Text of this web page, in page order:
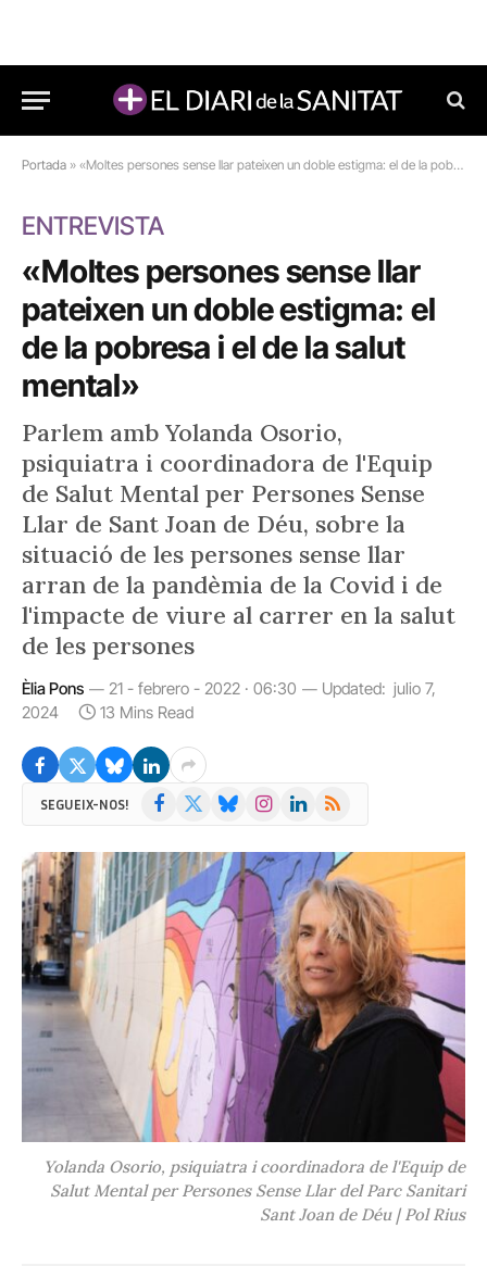
Portada » «Moltes persones sense llar pateixen un doble estigma: el de la pobresa i el de la salut mental»
ENTREVISTA
«Moltes persones sense llar
pateixen un doble estigma: el
de la pobresa i el de la salut
mental»
Parlem amb Yolanda Osorio,
psiquiatra i coordinadora de l'Equip
de Salut Mental per Persones Sense
Llar de Sant Joan de Déu, sobre la
situació de les persones sense llar
arran de la pandèmia de la Covid i de
l'impacte de viure al carrer en la salut
de les persones
Èlia Pons 21 - febrero - 2022 · 06:30 Updated: julio 7,
2024
13 Mins Read
SEGUEIX-NOS! Facebook BlueskyInstagramLinkedIn
RSS
Yolanda Osorio, psiquiatra i coordinadora de l'Equip de
Salut Mental per Persones Sense Llar del Parc Sanitari
Sant Joan de Déu | Pol Rius